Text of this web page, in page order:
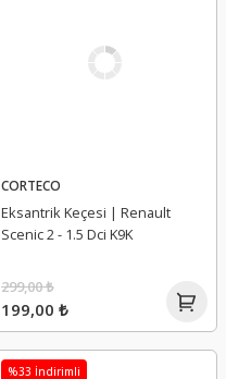
CORTECO
Eksantrik Keçesi | Renault
Scenic 2 - 1.5 Dci K9K
199,00 ₺
299,00 ₺
%33 İndirimli